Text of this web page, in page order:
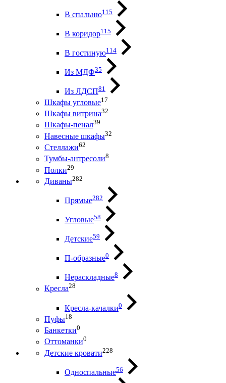
В спальню115
В коридор115
В гостиную114
Из МДФ35
Из ЛДСП81
Шкафы угловые17
Шкафы витрина32
Шкафы-пенал39
Навесные шкафы32
Стеллажи62
Тумбы-антресоли8
Полки29
Диваны282
Прямые282
Угловые58
Детские59
П-образные0
Нераскладные8
Кресла28
Кресла-качалки0
Пуфы18
Банкетки0
Оттоманки0
Детские кровати228
Односпальные56